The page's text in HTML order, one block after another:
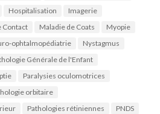
Hospitalisation
Imagerie
Contact Maladie de Coats
Myopie
ophtalmopédiatrie
Nystagmus
Générale de l'Enfant
Paralysies oculomotrices
orbitaire
Pathologies rétiniennes
PNDS